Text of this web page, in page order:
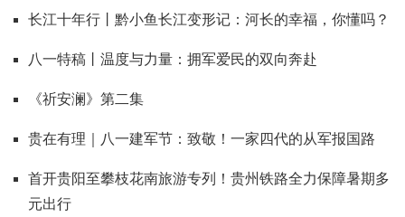
长江十年行丨黔小鱼长江变形记：河长的幸福，你懂吗？
八一特稿丨温度与力量：拥军爱民的双向奔赴
《祈安澜》第二集
贵在有理｜八一建军节：致敬！一家四代的从军报国路
首开贵阳至攀枝花南旅游专列！贵州铁路全力保障暑期多
元出行